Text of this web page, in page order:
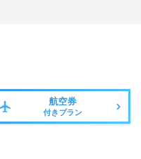
航空券
付きプラン